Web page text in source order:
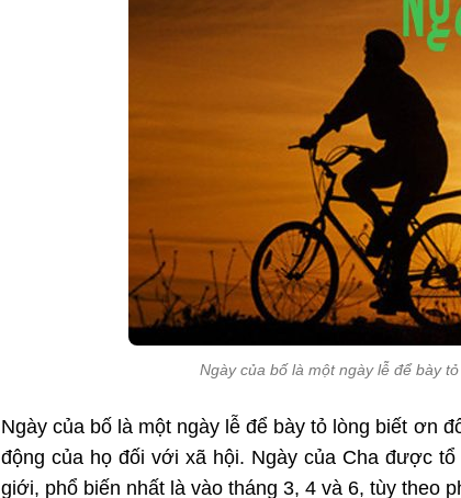
Ngày của bố là một ngày lễ để bày
Ngày của bố là một ngày lễ để bày tỏ lòng biết ơn
động của họ đối với xã hội. Ngày của Cha được
giới, phổ biến nhất là vào tháng 3, 4 và 6, tùy theo